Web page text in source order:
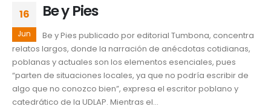
16
Jun
Be y Pies
Be y Pies publicado por editorial Tumbona, concentra
relatos largos, donde la narración de anécdotas cotidianas,
poblanas y actuales son los elementos esenciales, pues
“parten de situaciones locales, ya que no podría escribir de
algo que no conozco bien”, expresa el escritor poblano y
catedrático de la UDLAP. Mientras el...